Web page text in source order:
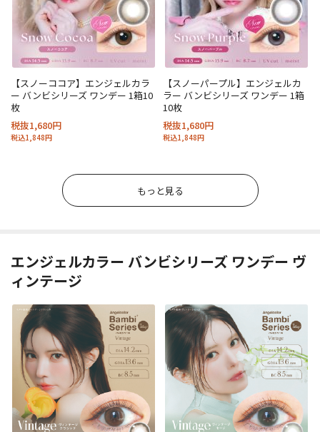
【スノーココア】エンジェルカラ
ー バンビシリーズ ワンデー 1箱10
枚
税抜1,680円
税込1,848円
【スノーパープル】エンジェルカ
ラー バンビシリーズ ワンデー 1箱
10枚
税抜1,680円
税込1,848円
もっと見る
エンジェルカラー バンビシリーズ ワンデー ヴ
ィンテージ